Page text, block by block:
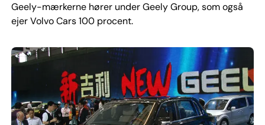
Geely-mærkerne hører under Geely Group, som også
ejer Volvo Cars 100 procent.